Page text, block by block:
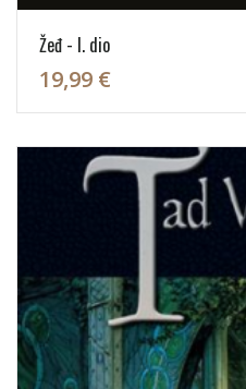
Žeđ - I. dio
19,99 €